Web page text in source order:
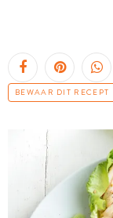
BEWAAR DIT RECEPT